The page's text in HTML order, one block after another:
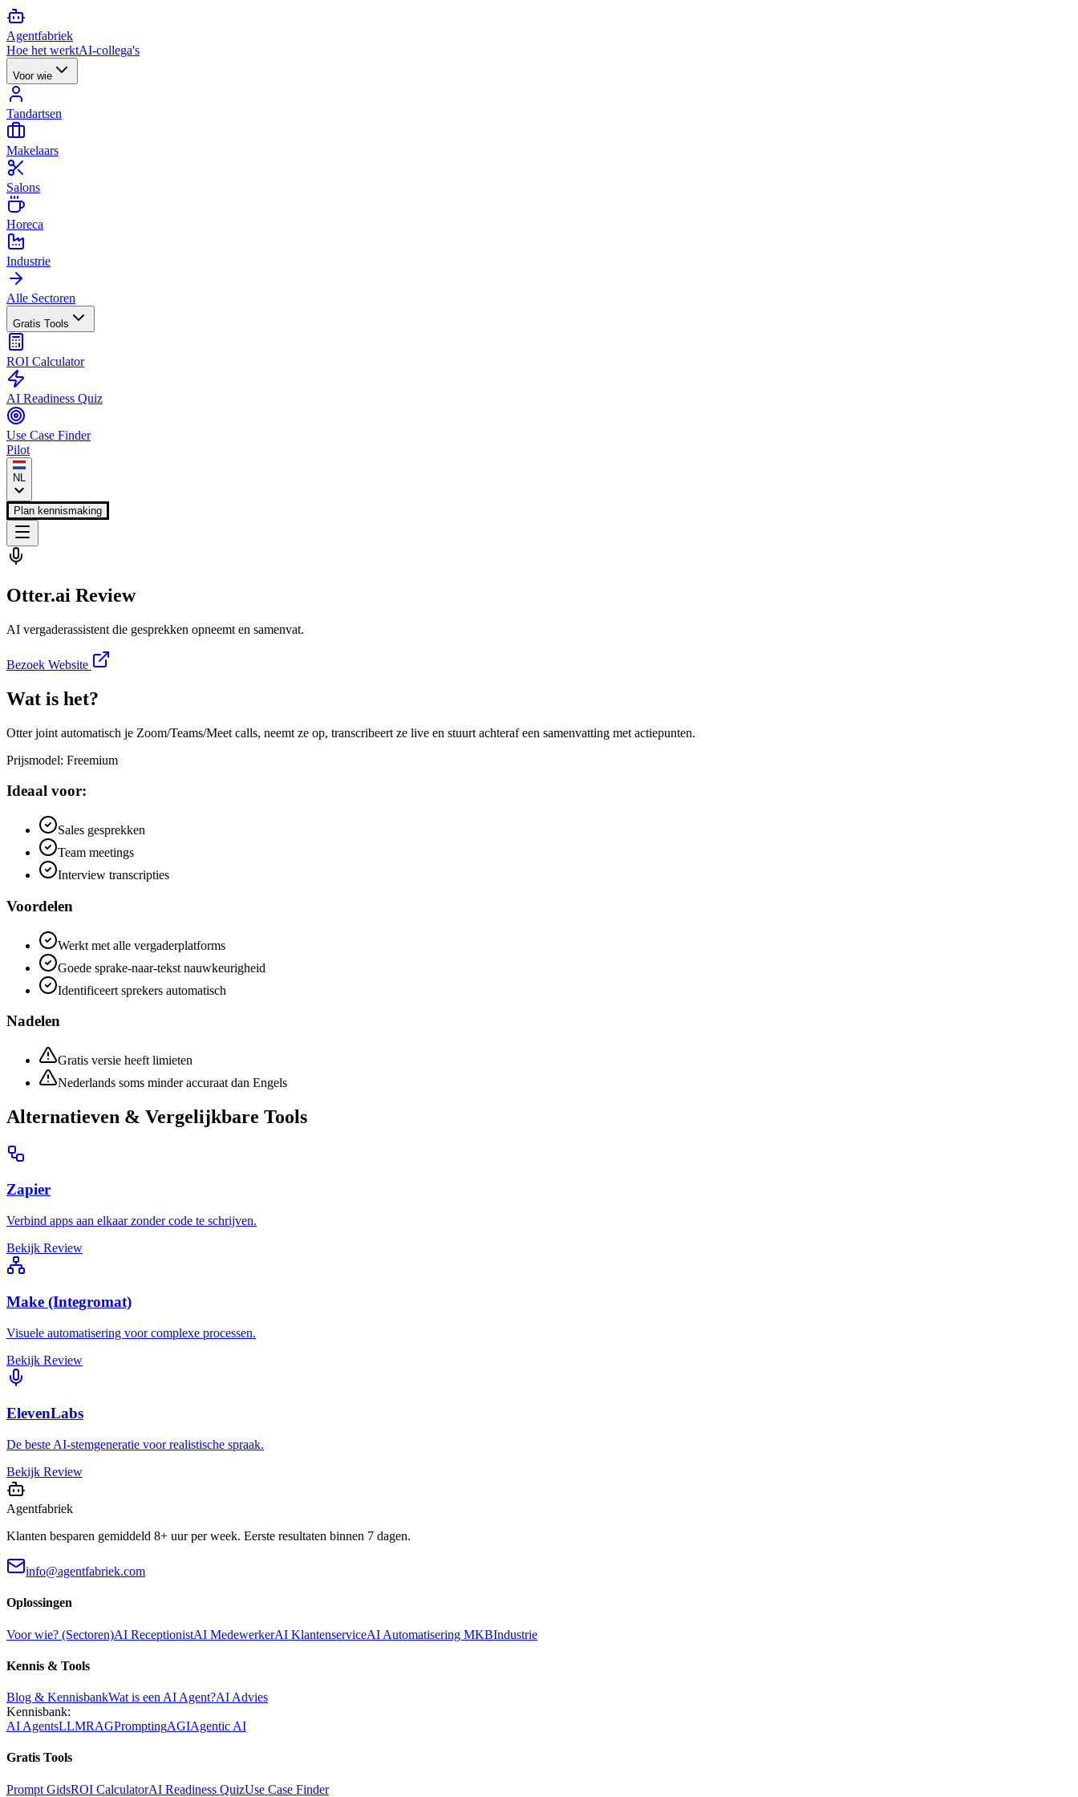
Agentfabriek
Hoe het werktAI-collega's
Voor wie
Tandartsen
Makelaars
Salons
Horeca
Industrie
Alle Sectoren
Gratis Tools
ROI Calculator
AI Readiness Quiz
Use Case Finder
Pilot
NL
Plan kennismaking
Otter.ai Review
AI vergaderassistent die gesprekken opneemt en samenvat.
Bezoek Website
Wat is het?
Otter joint automatisch je Zoom/Teams/Meet calls, neemt ze op, transcribeert ze live en stuurt achteraf een samenvatting met actiepunten.
Prijsmodel: Freemium
Ideaal voor:
Sales gesprekken
Team meetings
Interview transcripties
Voordelen
Werkt met alle vergaderplatforms
Goede sprake-naar-tekst nauwkeurigheid
Identificeert sprekers automatisch
Nadelen
Gratis versie heeft limieten
Nederlands soms minder accuraat dan Engels
Alternatieven & Vergelijkbare Tools
Zapier
Verbind apps aan elkaar zonder code te schrijven.
Bekijk Review
Make (Integromat)
Visuele automatisering voor complexe processen.
Bekijk Review
ElevenLabs
De beste AI-stemgeneratie voor realistische spraak.
Bekijk Review
Agentfabriek
Klanten besparen gemiddeld 8+ uur per week. Eerste resultaten binnen 7 dagen.
info@agentfabriek.com
Oplossingen
Voor wie? (Sectoren)AI ReceptionistAI MedewerkerAI KlantenserviceAI Automatisering MKBIndustrie
Kennis & Tools
Blog & KennisbankWat is een AI Agent?AI Advies
Kennisbank:
AI AgentsLLMRAGPromptingAGIAgentic AI
Gratis Tools
Prompt GidsROI CalculatorAI Readiness QuizUse Case Finder